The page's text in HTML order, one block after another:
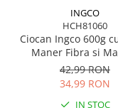
Suporturi laptop
Tirbușoane și
sticle
INGCO
HCH81060
Ciocan Ingco 600g
Maner Fibra si
42,99 RON
34,99 RON
IN STOC